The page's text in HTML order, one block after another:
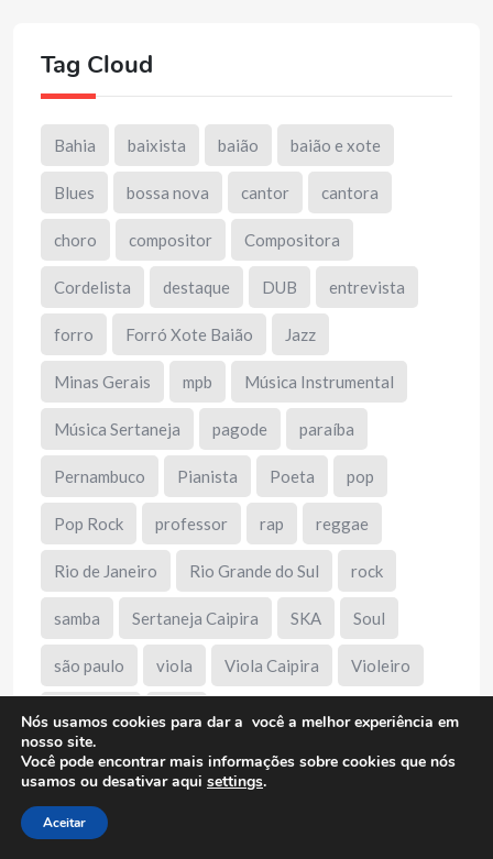
Tag Cloud
Bahia baixista baião baião e xote
Blues bossa nova cantor cantora
choro compositor Compositora
Cordelista destaque DUB entrevista
forro Forró Xote Baião Jazz
Minas Gerais mpb Música Instrumental
Música Sertaneja pagode paraíba
Pernambuco Pianista Poeta pop
Pop Rock professor rap reggae
Rio de Janeiro Rio Grande do Sul rock
samba Sertaneja Caipira SKA Soul
são paulo viola Viola Caipira Violeiro
Publicidade
Nós usamos cookies para dar a você a melhor experiência em
nosso site.
Você pode encontrar mais informações sobre cookies que nós
usamos ou desativar aqui settings.
Aceitar